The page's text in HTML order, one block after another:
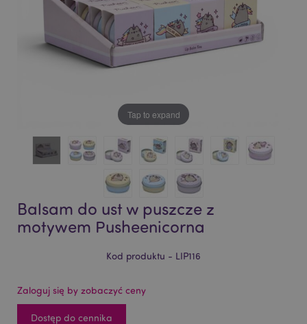
Tap to expand
Balsam do ust w puszcze z
motywem Pusheenicorna
Kod produktu - LIP116
Zaloguj się by zobaczyć ceny
Dostęp do cennika